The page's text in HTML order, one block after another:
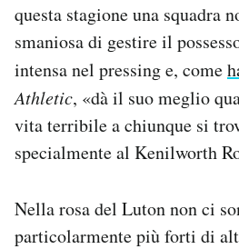
questa stagione una squadra
smaniosa di gestire il
intensa nel pressing e, come
Athletic, «dà il suo meglio
vita terribile a chiunque si
specialmente al Kenilworth
Nella rosa del Luton non ci
particolarmente più forti di